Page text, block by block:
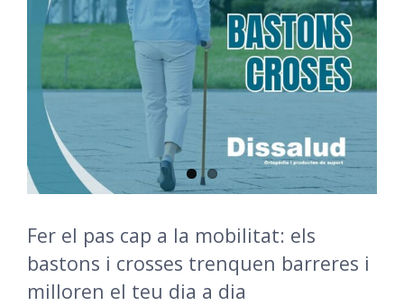
Fer el pas cap a la mobilitat: els
bastons i crosses trenquen barreres i
milloren el teu dia a dia